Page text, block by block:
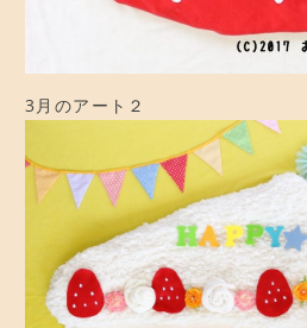
3月のアート２